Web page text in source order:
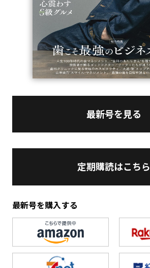
最新号を見る
定期購読はこちら
最新号を購入する